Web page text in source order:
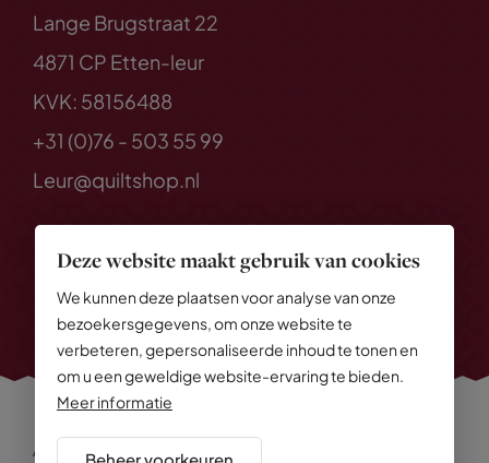
Deze website maakt gebruik van cookies
We kunnen deze plaatsen voor analyse van onze
bezoekersgegevens, om onze website te
verbeteren, gepersonaliseerde inhoud te tonen en
om u een geweldige website-ervaring te bieden.
Meer informatie
Lange Brugstraat 22
4871 CP Etten-leur
KVK: 58156488
+31 (0)76 - 503 55 99
Leur@quiltshop.nl
Alle rechten voorbehouden